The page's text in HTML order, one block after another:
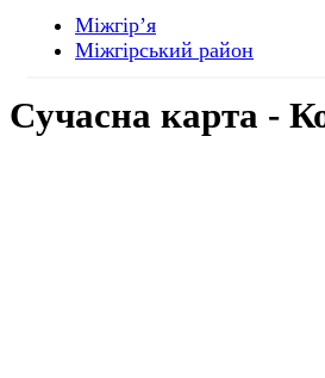
Міжгір’я
Міжгірський район
Cучасна карта -